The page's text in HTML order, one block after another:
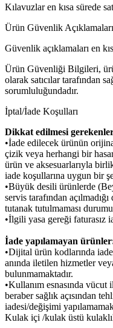
Kılavuzlar en kısa sürede
Ürün Güvenlik Açıklamaları
Güvenlik açıklamaları en
Ürün Güvenliği Bilgileri,
olarak satıcılar tarafından
sorumluluğundadır.
İptal/İade Koşulları
Dikkat edilmesi
•İade edilecek ürünün
çizik veya herhangi bir
ürün ve aksesuarlarıyla
iade koşullarına uygun bir
•Büyük desili ürünlerde
servis tarafından
tutanak tutulmaması
•İlgili yasa gereği faturasız
İade yapılamayan
•Dijital ürün kodlarında
anında iletilen hizmetler
bulunmamaktadır.
•Kullanım esnasında
beraber sağlık açısından
iadesi/değişimi
Kulak içi /kulak üstü